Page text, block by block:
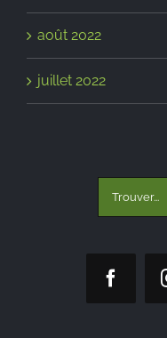
août 2022
juillet 2022
Rechercher: